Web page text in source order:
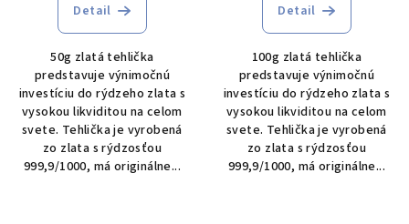
Detail
50g zlatá tehlička
predstavuje výnimočnú
investíciu do rýdzeho zlata s
vysokou likviditou na celom
svete. Tehlička je vyrobená
zo zlata s rýdzosťou
999,9/1000, má originálne...
Detail
100g zlatá tehlička
predstavuje výnimočnú
investíciu do rýdzeho zlata s
vysokou likviditou na celom
svete. Tehlička je vyrobená
zo zlata s rýdzosťou
999,9/1000, má originálne...